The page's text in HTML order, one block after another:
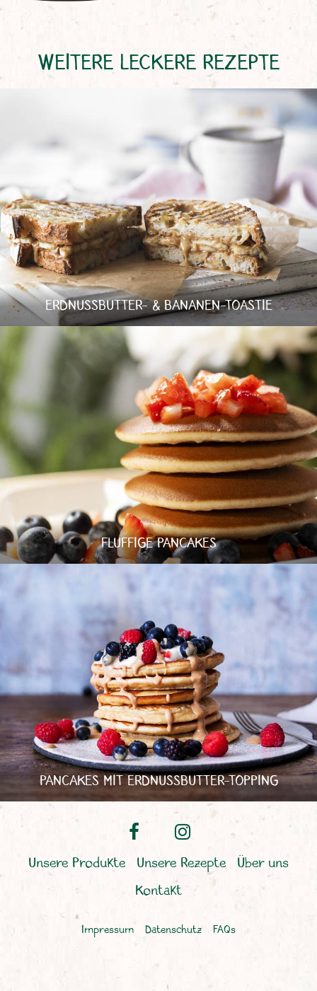
WEITERE LECKERE REZEPTE
ERDNUSSBUTTER- & BANANEN-TOASTIE
FLUFFIGE PANCAKES
PANCAKES MIT ERDNUSSBUTTER-TOPPING
Unsere Produkte Unsere Rezepte
Über uns
Kontakt
Impressum Datenschutz FAQs